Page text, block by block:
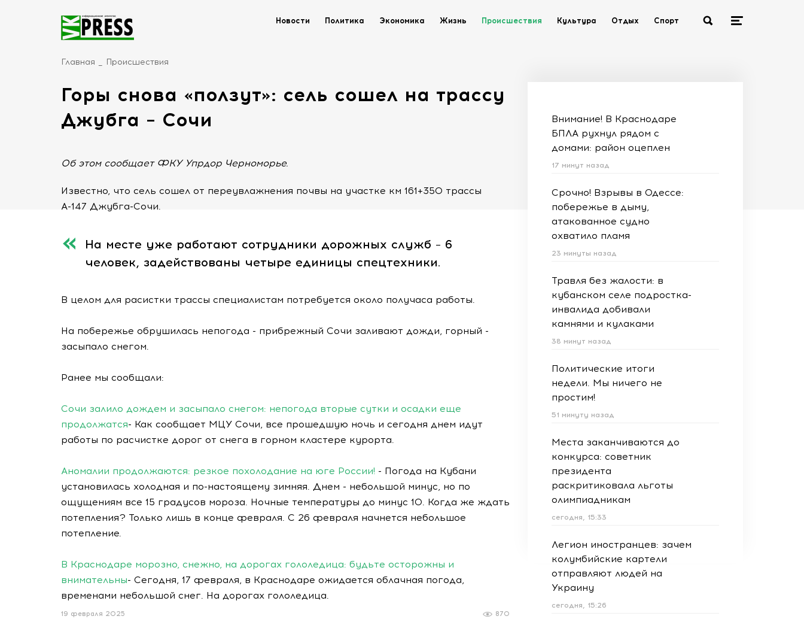
Новости Политика Экономика Жизнь Происшествия Культура Отдых Спорт
Главная Происшествия
Горы снова «ползут»: сель сошел на трассу
Джубга – Сочи
Об этом сообщает ФКУ Упрдор Черноморье.
Известно, что сель сошел от переувлажнения почвы на участке км 161+350 трассы
А-147 Джубга-Сочи.
На месте уже работают сотрудники дорожных служб – 6
человек, задействованы четыре единицы спецтехники.
В целом для расистки трассы специалистам потребуется около получаса работы.
На побережье обрушилась непогода - прибрежный Сочи заливают дожди, горный -
засыпало снегом.
Ранее мы сообщали:
Сочи залило дождем и засыпало снегом: непогода вторые сутки и осадки еще
продолжатся- Как сообщает МЦУ Сочи, все прошедшую ночь и сегодня днем идут
работы по расчистке дорог от снега в горном кластере курорта.
Аномалии продолжаются: резкое похолодание на юге России! - Погода на Кубани
установилась холодная и по-настоящему зимняя. Днем - небольшой минус, но по
ощущениям все 15 градусов мороза. Ночные температуры до минус 10. Когда же ждать
потепления? Только лишь в конце февраля. С 26 февраля начнется небольшое
потепление.
В Краснодаре морозно, снежно, на дорогах гололедица: будьте осторожны и
внимательны- Сегодня, 17 февраля, в Краснодаре ожидается облачная погода,
временами небольшой снег. На дорогах гололедица.
870
19 февраля 2025
Внимание! В Краснодаре
БПЛА рухнул рядом с
домами: район оцеплен
17 минут назад
Срочно! Взрывы в Одессе:
побережье в дыму,
атакованное судно
охватило пламя
23 минуты назад
Травля без жалости: в
кубанском селе подростка-
инвалида добивали
камнями и кулаками
38 минут назад
Политические итоги
недели. Мы ничего не
простим!
51 минуту назад
Места заканчиваются до
конкурса: советник
президента
раскритиковала льготы
олимпиадникам
сегодня, 15:33
Легион иностранцев: зачем
колумбийские картели
отправляют людей на
Украину
сегодня, 15:26